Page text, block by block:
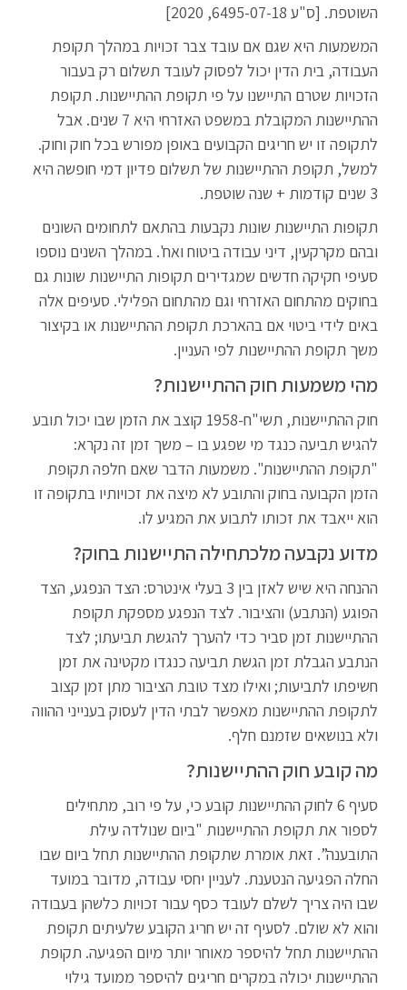
השוטפת. [ס"ע 6495-07-18, 2020]
המשמעות היא שגם אם עובד צבר זכויות במהלך תקופת
העבודה, בית הדין יכול לפסוק לעובד תשלום רק בעבור
הזכויות שטרם התיישנו על פי תקופת ההתיישנות. תקופת
ההתיישנות המקובלת במשפט האזרחי היא 7 שנים. אבל
לתקופה זו יש חריגים הקבועים באופן מפורש בכל חוק וחוק.
למשל, תקופת ההתיישנות של תשלום פדיון דמי חופשה היא
3 שנים קודמות + שנה שוטפת.
תקופות התיישנות שונות נקבעות בהתאם לתחומים השונים
ובהם מקרקעין, דיני עבודה ביטוח ואח'. במהלך השנים נוספו
סעיפי חקיקה חדשים שמגדירים תקופות התיישנות שונות גם
בחוקים מהתחום האזרחי וגם מהתחום הפלילי. סעיפים אלה
באים לידי ביטוי אם בהארכת תקופת ההתיישנות או בקיצור
משך תקופת ההתיישנות לפי העניין.
מהי משמעות חוק ההתיישנות?
חוק ההתיישנות, תשי"ח-1958 קוצב את הזמן שבו יכול תובע
להגיש תביעה כנגד מי שפגע בו – משך זמן זה נקרא:
"תקופת ההתיישנות". משמעות הדבר שאם חלפה תקופת
הזמן הקבועה בחוק והתובע לא מיצה את זכויותיו בתקופה זו
הוא ייאבד את זכותו לתבוע את המגיע לו.
מדוע נקבעה מלכתחילה התיישנות בחוק?
ההנחה היא שיש לאזן בין 3 בעלי אינטרס: הצד הנפגע, הצד
הפוגע (הנתבע) והציבור. לצד הנפגע מספקת תקופת
ההתיישנות זמן סביר כדי להערך להגשת תביעתו; לצד
הנתבע הגבלת זמן הגשת תביעה כנגדו מקטינה את זמן
חשיפתו לתביעות; ואילו מצד טובת הציבור מתן זמן קצוב
לתקופת ההתיישנות מאפשר לבתי הדין לעסוק בענייני ההווה
ולא בנושאים שזמנם חלף.
מה קובע חוק ההתיישנות?
סעיף 6 לחוק ההתיישנות קובע כי, על פי רוב, מתחילים
לספור את תקופת ההתיישנות "ביום שנולדה עילת
התובענה”. זאת אומרת שתקופת ההתיישנות תחל ביום שבו
החלה הפגיעה הנטענת. לעניין יחסי עבודה, מדובר במועד
שבו היה צריך לשלם לעובד כסף עבור זכויות כלשהן בעבודה
והוא לא שולם. לסעיף זה יש חריג הקובע שלעיתים תקופת
ההתיישנות תחל להיספר מאוחר יותר מיום הפגיעה. תקופת
ההתיישנות יכולה במקרים חריגים להיספר ממועד גילוי